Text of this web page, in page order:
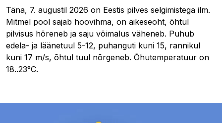
Täna, 7. augustil 2026 on Eestis pilves selgimistega ilm.
Mitmel pool sajab hoovihma, on äikeseoht, õhtul
pilvisus hõreneb ja saju võimalus väheneb. Puhub
edela- ja läänetuul 5-12, puhanguti kuni 15, rannikul
kuni 17 m/s, õhtul tuul nõrgeneb. Õhutemperatuur on
18..23°C.